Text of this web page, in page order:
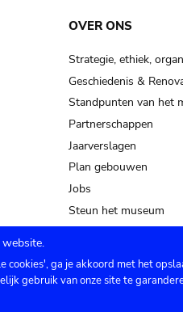
OVER ONS
Strategie, ethiek,
Geschiedenis &
Standpunten van het
Partnerschappen
Jaarverslagen
Plan gebouwen
Jobs
Steun het museum
Contact
ga je akkoord met het
gebruik van onze site te